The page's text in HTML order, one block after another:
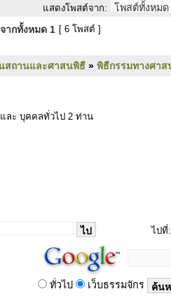
แสดงโพสต์จาก:
จากทั้งหมด 1 [ 6 โพสต์ ]
สถานและศาสนพิธี » พิธีกรรมทางศา
ละ บุคคลทั่วไป 2 ท่าน
ไปที่:
ทั่วไป เว็บธรรมจักร